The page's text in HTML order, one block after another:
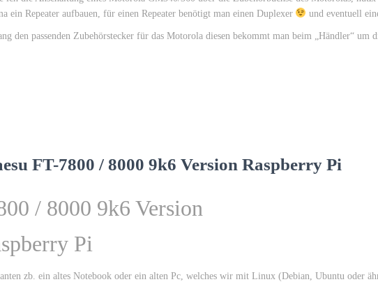
ein Repeater aufbauen, für einen Repeater benötigt man einen Duplexer
und eventuell
den passenden Zubehörstecker für das Motorola diesen bekommt man beim „Händler“ um
FT-7800 / 8000 9k6 Version Raspberry Pi
/ 8000 9k6 Version
Pi
zb. ein altes Notebook oder ein alten Pc, welches wir mit Linux (Debian, Ubuntu oder